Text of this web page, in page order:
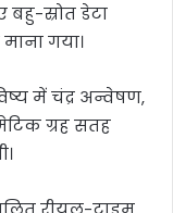
बहु-स्रोत डेटा
गया।
में चंद्र अन्वेषण,
ग्रह सतह